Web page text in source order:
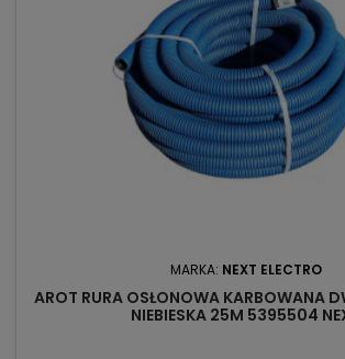
MARKA: NEXT ELECTRO
AROT RURA OSŁONOWA KARBOWANA
NIEBIESKA 25M 5395504